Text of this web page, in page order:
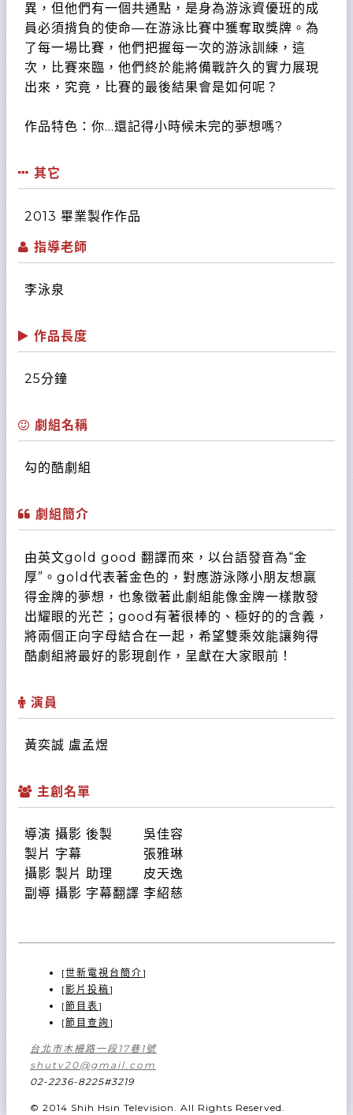
異，但他們有一個共通點，是身為游泳資優班的成
員必須揹負的使命—在游泳比賽中獲奪取獎牌。為
了每一場比賽，他們把握每一次的游泳訓練，這
次，比賽來臨，他們終於能將備戰許久的實力展現
出來，究竟，比賽的最後結果會是如何呢？
作品特色：你...還記得小時候未完的夢想嗎?
其它
2013 畢業製作作品
指導老師
李泳泉
作品長度
25分鐘
劇組名稱
勾的酷劇組
劇組簡介
由英文gold good 翻譯而來，以台語發音為“金
厚”。gold代表著金色的，對應游泳隊小朋友想贏
得金牌的夢想，也象徵著此劇組能像金牌一樣散發
出耀眼的光芒；good有著很棒的、極好的的含義，
將兩個正向字母結合在一起，希望雙乘效能讓夠得
酷劇組將最好的影現創作，呈獻在大家眼前！
演員
黃奕誠 盧孟煜
主創名單
導演 攝影 後製 吳佳容
製片 字幕 張雅琳
攝影 製片 助理 皮天逸
副導 攝影 字幕翻譯 李紹慈
[世新電視台簡介]
[影片投稿]
[節目表]
[節目查詢]
台北市木柵路一段17巷1號
shutv20@gmail.com
02-2236-8225#3219
© 2014 Shih Hsin Television. All Rights Reserved.